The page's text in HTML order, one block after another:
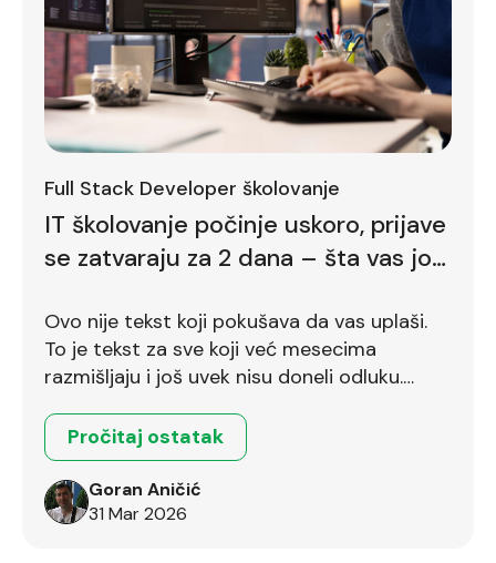
Full Stack Developer školovanje
IT školovanje počinje uskoro, prijave
se zatvaraju za 2 dana – šta vas još
Ovo nije tekst koji pokušava da vas uplaši.
To je tekst za sve koji već mesecima
razmišljaju i još uvek nisu doneli odluku.
Pročitaj ostatak
Goran Aničić
31 Mar 2026